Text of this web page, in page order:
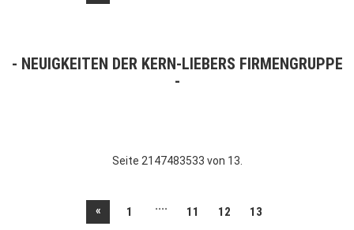
NEUIGKEITEN DER KERN-LIEBERS FIRMENGRUPPE
Seite 2147483533 von 13.
« 1 .... 11 12 13